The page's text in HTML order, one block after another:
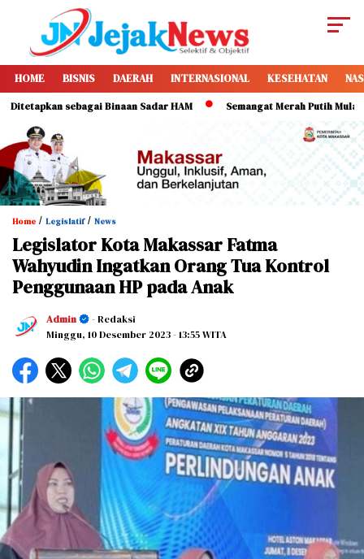
HOME BISNIS DAERAH INTERNASIONAL KESEHATAN
sebagai Binaan Sadar HAM Semangat Merah Putih Mulai
Home / Legislatif/ News
Legislator Kota Makassar Fatma
Wahyudin Ingatkan Orang Tua Kontrol
Penggunaan HP pada Anak
Admin
- Redaksi
Minggu, 10 Desember 2023- 13:55 WITA